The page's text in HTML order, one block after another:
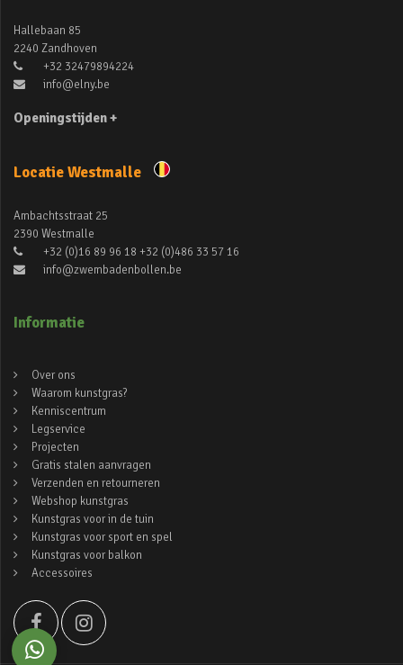
Hallebaan 85
2240 Zandhoven
+32 32479894224
info@elny.be
Openingstijden +
Locatie Westmalle
Ambachtsstraat 25
2390 Westmalle
+32 (0)16 89 96 18 +32 (0)486 33 57 16
info@zwembadenbollen.be
Informatie
Over ons
Waarom kunstgras?
Kenniscentrum
Legservice
Projecten
Gratis stalen aanvragen
Verzenden en retourneren
Webshop kunstgras
Kunstgras voor in de tuin
Kunstgras voor sport en spel
Kunstgras voor balkon
Accessoires